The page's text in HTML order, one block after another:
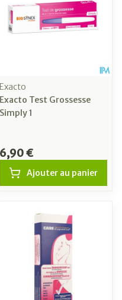
Exacto
Exacto Test Grossesse
Simply 1
6,90 €
Ajouter au panier